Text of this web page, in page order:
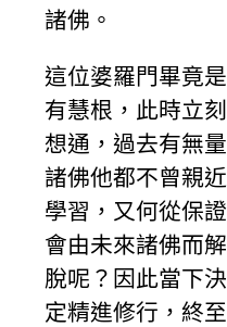
諸佛。
這位婆羅門畢竟是
有慧根，此時立刻
想通，過去有無量
諸佛他都不曾親近
學習，又何從保證
會由未來諸佛而解
脫呢？因此當下決
定精進修行，終至